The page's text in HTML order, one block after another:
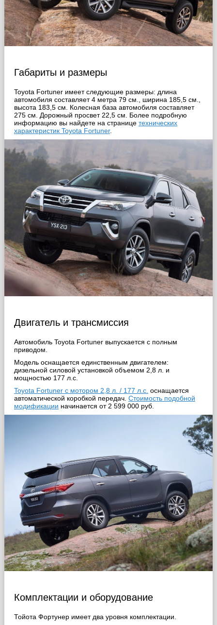
Габариты и размеры
Toyota Fortuner имеет следующие размеры: длина
автомобиля составляет 4 метра 79 см., ширина 185,5 cм.,
высота 183,5 cм. Колесная база автомобиля составляет
275 cм. Дорожный просвет 22,5 cм. Более подробную
информацию вы найдете на странице технических
характеристик Toyota Fortuner.
Двигатель и трансмиссия
Автомобиль Toyota Fortuner выпускается с полным
приводом.
Модель оснащается единственным двигателем:
дизельной силовой установкой объемом 2,8 л. и
мощностью 177 л.с.
Toyota Fortuner с мотором 2,8 л. / 177 л.с. оснащается
автоматической коробкой передач. Стоимость подобной
модификации начинается от 2 599 000 руб.
Комплектации и оборудование
Тойота Фортунер имеет два уровня комплектации.